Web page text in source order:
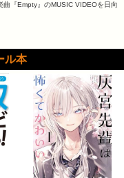
『Empty』のMUSIC VIDEOを日向
ル本